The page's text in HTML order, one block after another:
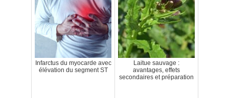
Infarctus du myocarde avec
élévation du segment ST
Laitue sauvage :
avantages, effets
secondaires et préparation